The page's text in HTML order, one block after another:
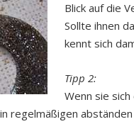
Blick auf die
Sollte ihnen
kennt sich
Tipp 2:
Wenn sie
regelmäßigen